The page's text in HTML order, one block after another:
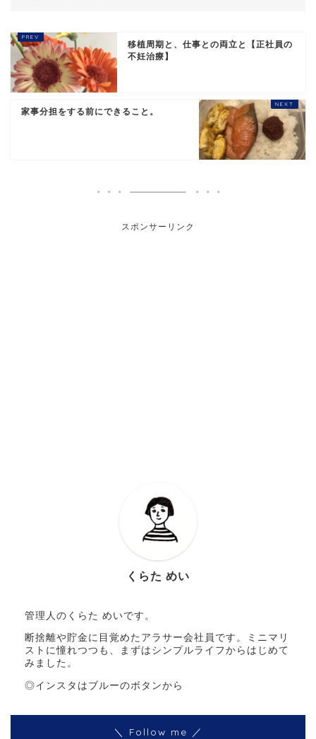
移植周期と、仕事との両立と【正社員の
不妊治療】
家事分担をする前にできること。
スポンサーリンク
くらた めい
管理人のくらた めいです。
断捨離や貯金に目覚めたアラサー会社員です。ミニマリ
ストに憧れつつも、まずはシンプルライフからはじめて
みました。
◎インスタはブルーのボタンから
＼ Follow me ／